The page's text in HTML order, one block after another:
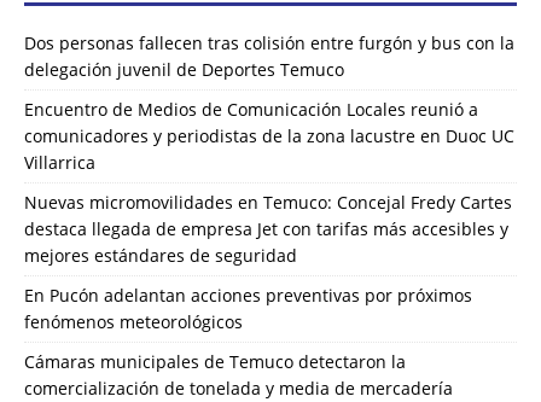
Dos personas fallecen tras colisión entre furgón y bus con la
delegación juvenil de Deportes Temuco
Encuentro de Medios de Comunicación Locales reunió a
comunicadores y periodistas de la zona lacustre en Duoc UC
Villarrica
Nuevas micromovilidades en Temuco: Concejal Fredy Cartes
destaca llegada de empresa Jet con tarifas más accesibles y
mejores estándares de seguridad
En Pucón adelantan acciones preventivas por próximos
fenómenos meteorológicos
Cámaras municipales de Temuco detectaron la
comercialización de tonelada y media de mercadería